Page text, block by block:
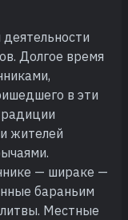
Долгое время
в эти
жителей
— шираке —
бараньим
Местные